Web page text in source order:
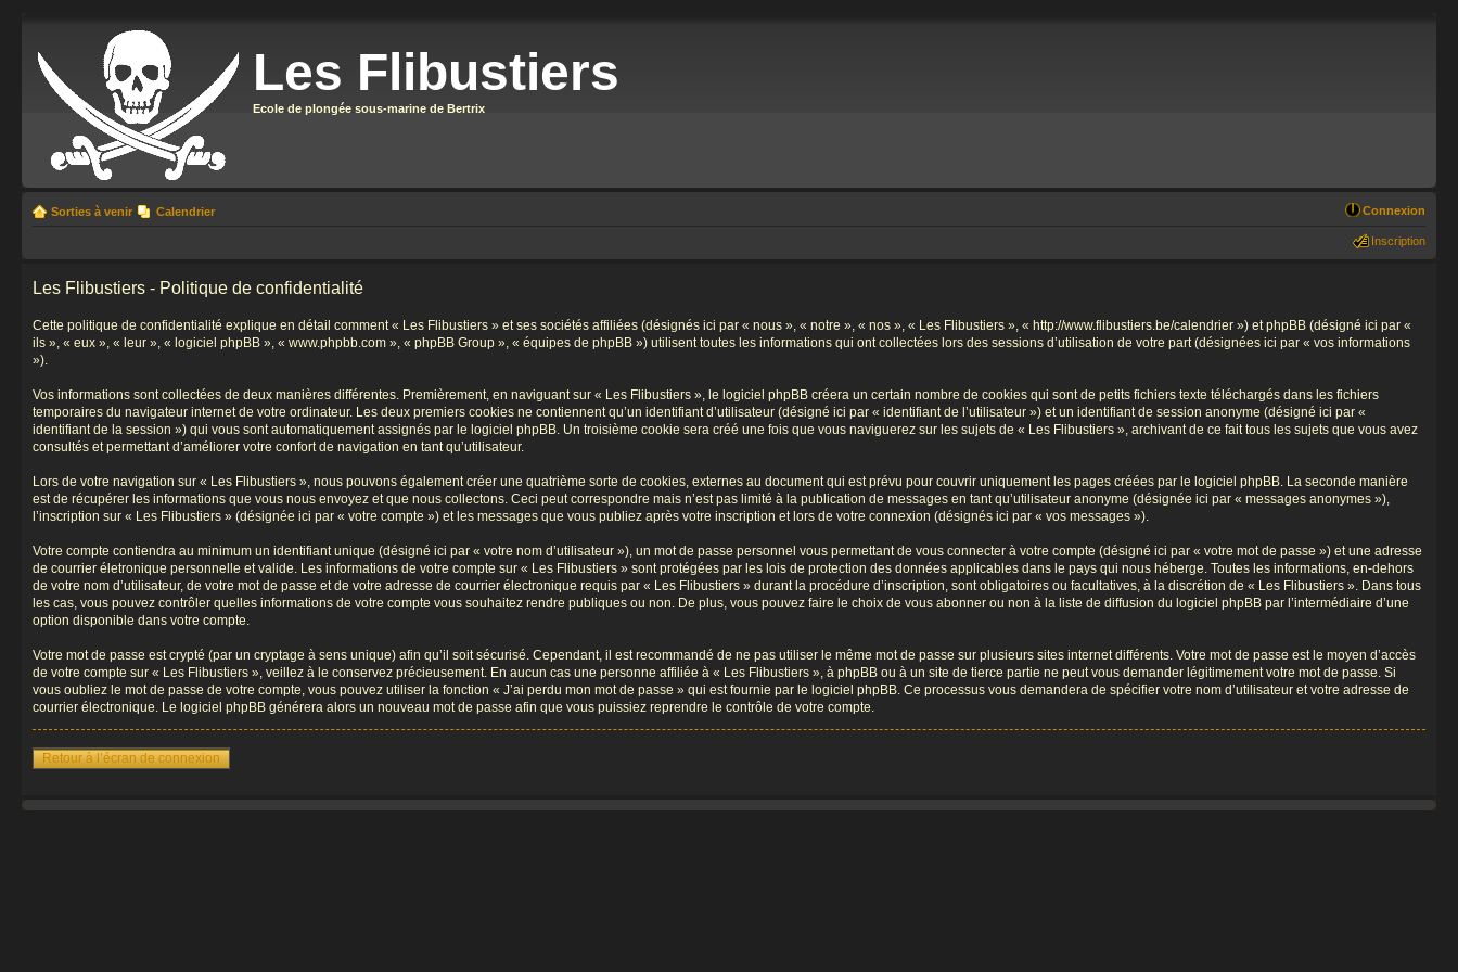
Les Flibustiers
Ecole de plongée sous-marine de Bertrix
Sorties à venir Calendrier Connexion
Inscription
Les Flibustiers - Politique de confidentialité
Cette politique de confidentialité explique en détail comment « Les Flibustiers » et ses sociétés affiliées (désignés ici par « nous », « notre », « nos », « Les Flibustiers », « http://www.flibustiers.be/calendrier ») et phpBB (désigné ici par «
ils », « eux », « leur », « logiciel phpBB », « www.phpbb.com », « phpBB Group », « équipes de phpBB ») utilisent toutes les informations qui ont collectées lors des sessions d’utilisation de votre part (désignées ici par « vos informations
»).
Vos informations sont collectées de deux manières différentes. Premièrement, en naviguant sur « Les Flibustiers », le logiciel phpBB créera un certain nombre de cookies qui sont de petits fichiers texte téléchargés dans les fichiers
temporaires du navigateur internet de votre ordinateur. Les deux premiers cookies ne contiennent qu’un identifiant d’utilisateur (désigné ici par « identifiant de l’utilisateur ») et un identifiant de session anonyme (désigné ici par «
identifiant de la session ») qui vous sont automatiquement assignés par le logiciel phpBB. Un troisième cookie sera créé une fois que vous naviguerez sur les sujets de « Les Flibustiers », archivant de ce fait tous les sujets que vous avez
consultés et permettant d’améliorer votre confort de navigation en tant qu’utilisateur.
Lors de votre navigation sur « Les Flibustiers », nous pouvons également créer une quatrième sorte de cookies, externes au document qui est prévu pour couvrir uniquement les pages créées par le logiciel phpBB. La seconde manière
est de récupérer les informations que vous nous envoyez et que nous collectons. Ceci peut correspondre mais n’est pas limité à la publication de messages en tant qu’utilisateur anonyme (désignée ici par « messages anonymes »),
l’inscription sur « Les Flibustiers » (désignée ici par « votre compte ») et les messages que vous publiez après votre inscription et lors de votre connexion (désignés ici par « vos messages »).
Votre compte contiendra au minimum un identifiant unique (désigné ici par « votre nom d’utilisateur »), un mot de passe personnel vous permettant de vous connecter à votre compte (désigné ici par « votre mot de passe ») et une adresse
de courrier életronique personnelle et valide. Les informations de votre compte sur « Les Flibustiers » sont protégées par les lois de protection des données applicables dans le pays qui nous héberge. Toutes les informations, en-dehors
de votre nom d’utilisateur, de votre mot de passe et de votre adresse de courrier électronique requis par « Les Flibustiers » durant la procédure d’inscription, sont obligatoires ou facultatives, à la discrétion de « Les Flibustiers ». Dans tous
les cas, vous pouvez contrôler quelles informations de votre compte vous souhaitez rendre publiques ou non. De plus, vous pouvez faire le choix de vous abonner ou non à la liste de diffusion du logiciel phpBB par l’intermédiaire d’une
option disponible dans votre compte.
Votre mot de passe est crypté (par un cryptage à sens unique) afin qu’il soit sécurisé. Cependant, il est recommandé de ne pas utiliser le même mot de passe sur plusieurs sites internet différents. Votre mot de passe est le moyen d’accès
de votre compte sur « Les Flibustiers », veillez à le conservez précieusement. En aucun cas une personne affiliée à « Les Flibustiers », à phpBB ou à un site de tierce partie ne peut vous demander légitimement votre mot de passe. Si
vous oubliez le mot de passe de votre compte, vous pouvez utiliser la fonction « J’ai perdu mon mot de passe » qui est fournie par le logiciel phpBB. Ce processus vous demandera de spécifier votre nom d’utilisateur et votre adresse de
courrier électronique. Le logiciel phpBB générera alors un nouveau mot de passe afin que vous puissiez reprendre le contrôle de votre compte.
Retour à l’écran de connexion